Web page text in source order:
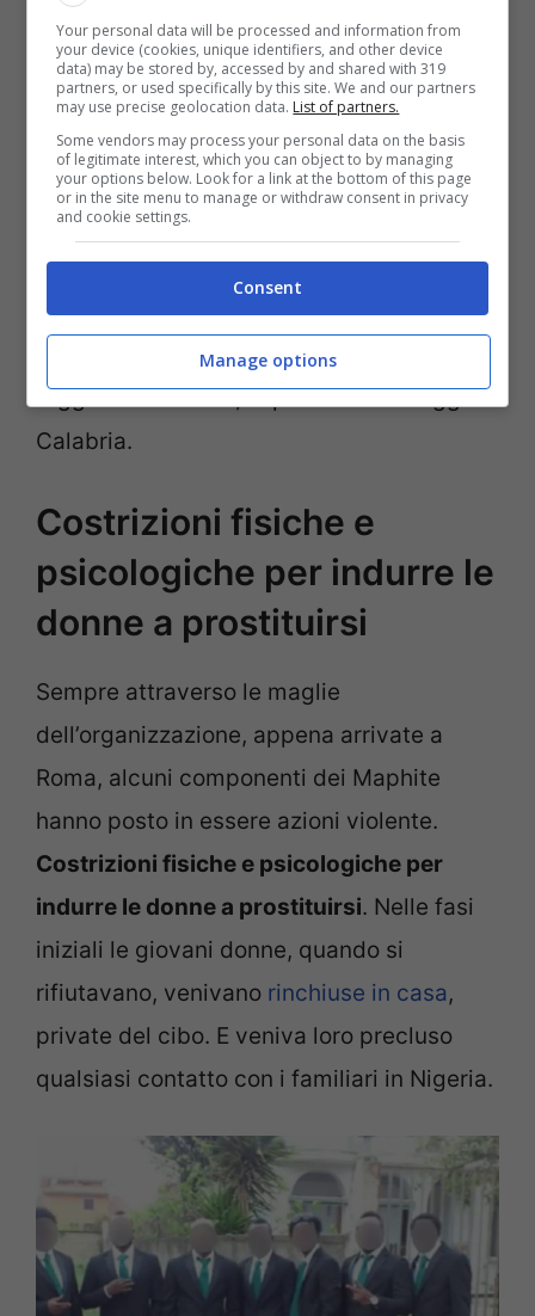
di trovare un dignitoso lavoro. Nel corso
delle indagini sono state individuate
ulteriori vittime,anche minorenni. Ignare
del loro futuro, hanno affrontato un lungo
viaggio, denso di violenze fisiche,
psicologiche e sessuali. Hanno
attraversato la Nigeria, il Niger e la Libia,
da dove sono poi partite via mare, su
un’imbarcazione di fortuna. Hanno quindi
raggiunto Pozzallo, in provincia di Reggio
Calabria.
Costrizioni fisiche e
psicologiche per indurre le
donne a prostituirsi
Sempre attraverso le maglie
dell’organizzazione, appena arrivate a
Roma, alcuni componenti dei Maphite
hanno posto in essere azioni violente.
Costrizioni fisiche e psicologiche per
indurre le donne a prostituirsi. Nelle fasi
iniziali le giovani donne, quando si
rifiutavano, venivano rinchiuse in casa,
private del cibo. E veniva loro precluso
qualsiasi contatto con i familiari in Nigeria.
Your personal data will be processed and information from
your device (cookies, unique identifiers, and other device
data) may be stored by, accessed by and shared with 319
partners, or used specifically by this site. We and our partners
may use precise geolocation data. List of partners.
Some vendors may process your personal data on the basis
of legitimate interest, which you can object to by managing
your options below. Look for a link at the bottom of this page
or in the site menu to manage or withdraw consent in privacy
and cookie settings.
Consent
Manage options